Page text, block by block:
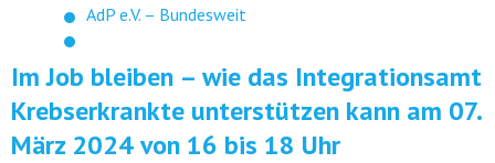
AdP e.V. – Bundesweit
Im Job bleiben – wie das Integrationsamt
Krebserkrankte unterstützen kann am 07.
März 2024 von 16 bis 18 Uhr